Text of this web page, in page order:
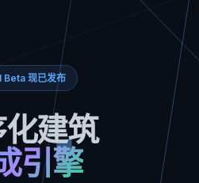
Beta 现已发布
建筑
引擎